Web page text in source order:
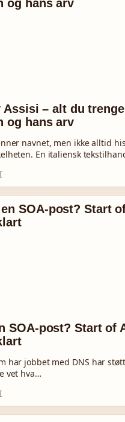
Assisi – alt du
og hans arv
navnet, men ikke alltid
En italiensk
SOA-post? Start of
har jobbet med DNS har
vet hva…